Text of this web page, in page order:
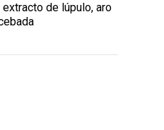
de lúpulo, aro